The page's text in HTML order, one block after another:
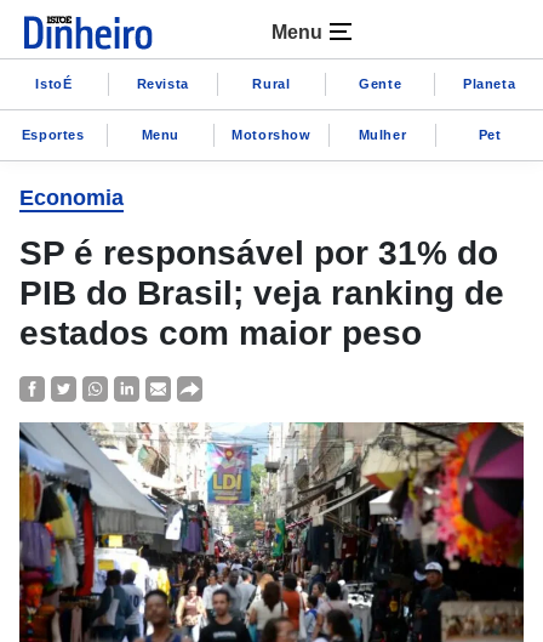
Menu
IstoÉ Revista Rural Gente Planeta
Esportes Menu Motorshow Mulher Pet
Economia
SP é responsável por 31% do
PIB do Brasil; veja ranking de
estados com maior peso